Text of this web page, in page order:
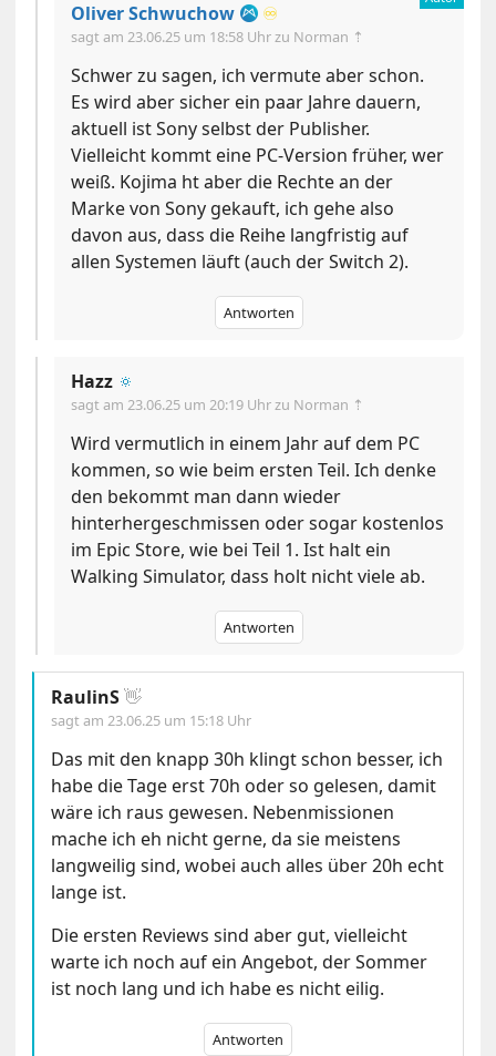
Oliver Schwuchow ♾️
sagt am23.06.25 um 18:58 Uhrzu Norman ⇡
Schwer zu sagen, ich vermute aber schon.
Es wird aber sicher ein paar Jahre dauern,
aktuell ist Sony selbst der Publisher.
Vielleicht kommt eine PC-Version früher, wer
weiß. Kojima ht aber die Rechte an der
Marke von Sony gekauft, ich gehe also
davon aus, dass die Reihe langfristig auf
allen Systemen läuft (auch der Switch 2).
Antworten
Hazz 🔅
sagt am23.06.25 um 20:19 Uhrzu Norman ⇡
Wird vermutlich in einem Jahr auf dem PC
kommen, so wie beim ersten Teil. Ich denke
den bekommt man dann wieder
hinterhergeschmissen oder sogar kostenlos
im Epic Store, wie bei Teil 1. Ist halt ein
Walking Simulator, dass holt nicht viele ab.
Antworten
RaulinS👋
sagt am23.06.25 um 15:18 Uhr
Das mit den knapp 30h klingt schon besser, ich
habe die Tage erst 70h oder so gelesen, damit
wäre ich raus gewesen. Nebenmissionen
mache ich eh nicht gerne, da sie meistens
langweilig sind, wobei auch alles über 20h echt
lange ist.
Die ersten Reviews sind aber gut, vielleicht
warte ich noch auf ein Angebot, der Sommer
ist noch lang und ich habe es nicht eilig.
Antworten